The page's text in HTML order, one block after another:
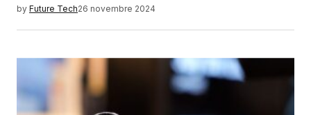
by Future Tech26 novembre 2024